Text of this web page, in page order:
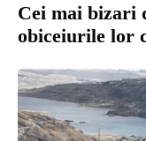
Cei mai bizari
obiceiurile lor